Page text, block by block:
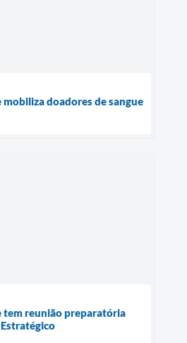
mobiliza doadores de sangue
tem reunião preparatória